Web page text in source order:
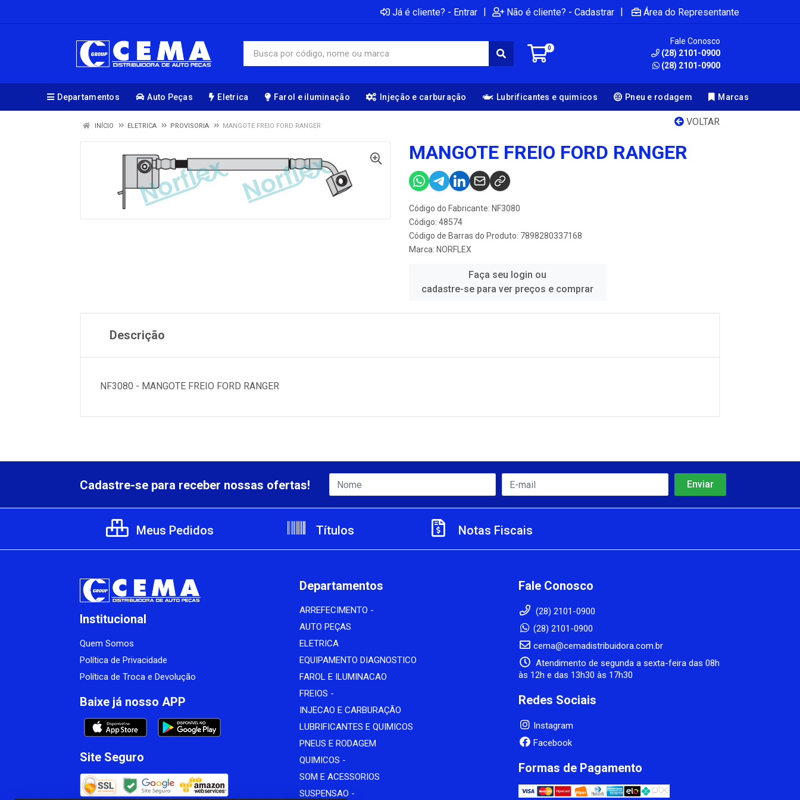
Já é cliente? - Entrar | Não é cliente? - Cadastrar | Área do Representante
0
Fale Conosco
(28) 2101-0900
(28) 2101-0900
Departamentos Auto Peças Eletrica Farol e iluminação Injeção e carburação Lubrificantes e quimicos Pneu e rodagem Marcas
VOLTAR
INÍCIO ELETRICA PROVISORIA MANGOTE FREIO FORD RANGER
MANGOTE FREIO FORD RANGER
Código do Fabricante: NF3080
Código: 48574
Código de Barras do Produto: 7898280337168
Marca: NORFLEX
Faça seu login ou
cadastre-se para ver preços e comprar
Descrição
NF3080 - MANGOTE FREIO FORD RANGER
Cadastre-se para receber nossas ofertas!
Meus Pedidos Títulos Notas Fiscais
Institucional
Quem Somos
Política de Privacidade
Política de Troca e Devolução
Baixe já nosso APP
Site Seguro
Departamentos
ARREFECIMENTO -
AUTO PEÇAS
ELETRICA
EQUIPAMENTO DIAGNOSTICO
FAROL E ILUMINACAO
FREIOS -
INJECAO E CARBURAÇÃO
LUBRIFICANTES E QUIMICOS
PNEUS E RODAGEM
QUIMICOS -
SOM E ACESSORIOS
SUSPENSAO -
Fale Conosco
(28) 2101-0900
(28) 2101-0900
cema@cemadistribuidora.com.br
Atendimento de segunda a sexta-feira das 08h
às 12h e das 13h30 às 17h30
Redes Sociais
Instagram
Facebook
Formas de Pagamento